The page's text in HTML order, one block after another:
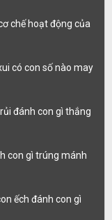
chế hoạt động của
có con số nào may
đánh con gì thắng
con gì trúng mánh
ếch đánh con gì